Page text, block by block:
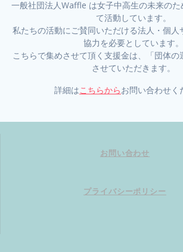
一般社団法人Waffle は女子中高生の未来のた
て活動しています。
私たちの活動にご賛同いただける法人・個人
協力を必要としています。
こちらで集めさせて頂く支援金は、「団体の
させていただきます。
詳細はこちらからお問い合わせく
お問い合わせ
プライバシーポリシー